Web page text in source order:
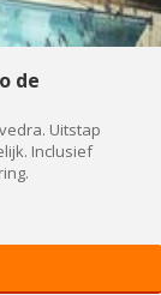
de
Uitstap
Inclusief